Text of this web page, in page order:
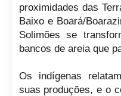
proximidades das
Baixo e Boará/
Solimões se
bancos de areia que
Os indígenas
suas produções, e o